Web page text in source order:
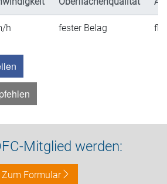
h fester Belag
Mitglied werden:
Zum Formular